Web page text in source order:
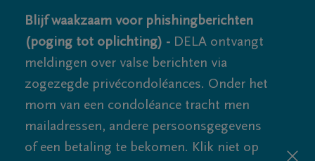
Blijf waakzaam voor phishingberichten
(poging tot oplichting) - DELA ontvangt
meldingen over valse berichten via
zogezegde privécondoléances. Onder het
mom van een condoléance tracht men
mailadressen, andere persoonsgegevens
of een betaling te bekomen. Klik niet op